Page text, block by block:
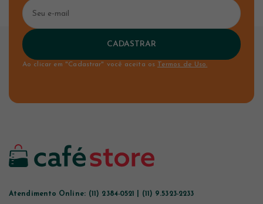
CADASTRAR
Ao clicar em "Cadastrar" você aceita os Termos de Uso.
Atendimento Online: (11) 2384-0521 | (11) 9.5323-2233